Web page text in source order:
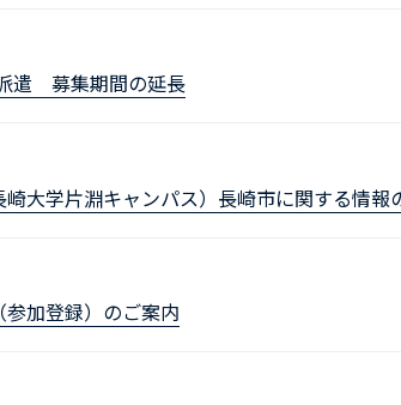
遣 募集期間の延長
大学片淵キャンパス）長崎市に関する情報
加登録）のご案内